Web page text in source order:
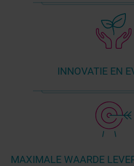
INNOVATIE EN
MAXIMALE WAARDE